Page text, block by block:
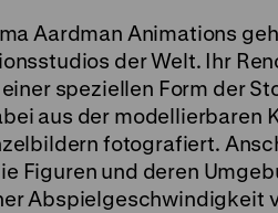
Aardman Animations
der Welt. Ihr
einer speziellen Form der
aus der modellierbaren
fotografiert.
Figuren und deren
Abspielgeschwindigkeit